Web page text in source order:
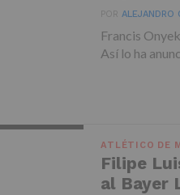
PORALEJANDRO
Francis
Así lo ha
ATLÉTICO DE
Filipe
al Bayer